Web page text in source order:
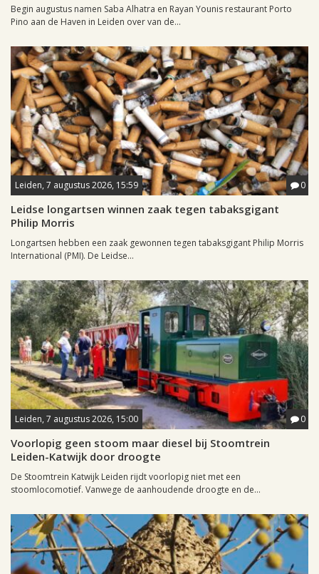
Begin augustus namen Saba Alhatra en Rayan Younis restaurant Porto
Pino aan de Haven in Leiden over van de...
Leiden, 7 augustus 2026, 15:59 0
Leidse longartsen winnen zaak tegen tabaksgigant
Philip Morris
Longartsen hebben een zaak gewonnen tegen tabaksgigant Philip Morris
International (PMI). De Leidse...
Leiden, 7 augustus 2026, 15:00 0
Voorlopig geen stoom maar diesel bij Stoomtrein
Leiden-Katwijk door droogte
De Stoomtrein Katwijk Leiden rijdt voorlopig niet met een
stoomlocomotief. Vanwege de aanhoudende droogte en de...